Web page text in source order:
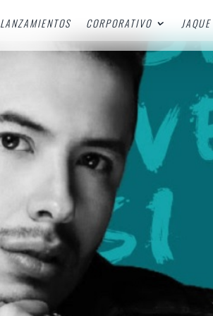
LANZAMIENTOS CORPORATIVO